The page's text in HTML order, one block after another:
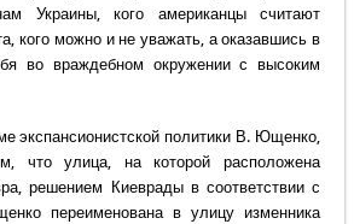
Украины, кого американцы считают
кого можно и не уважать, а оказавшись в
во враждебном окружении с высоким
экспансионистской политики В. Ющенко,
что улица, на которой расположена
решением Киеврады в соответствии с
переименована в улицу изменника